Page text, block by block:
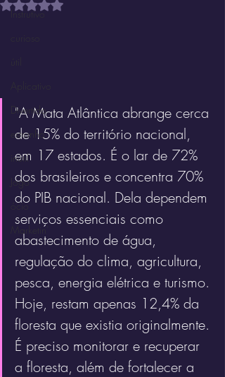
Instrutivo
Divertido
estranho
inútil
Jogo
ócio
Marketin'
Avaliado com NaN de 5 estrelas.
"A Mata Atlântica abrange cerca
de 15% do território nacional,
em 17 estados. É o lar de 72%
dos brasileiros e concentra 70%
do PIB nacional. Dela dependem
serviços essenciais como
abastecimento de água,
regulação do clima, agricultura,
pesca, energia elétrica e turismo.
Hoje, restam apenas 12,4% da
floresta que existia originalmente.
É preciso monitorar e recuperar
a floresta, além de fortalecer a